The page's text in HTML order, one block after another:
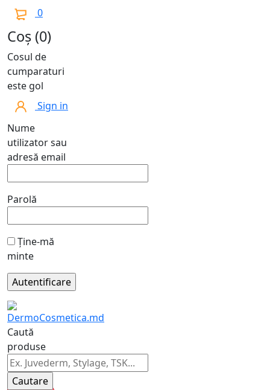
0
Coș (0)
Cosul de
cumparaturi
este gol
Sign in
Nume
utilizator sau
adresă email
Parolă
Ține-mă
minte
Caută
produse